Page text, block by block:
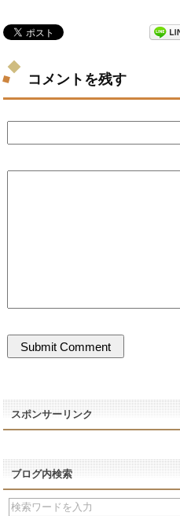
コメントを残す
スポンサーリンク
ブログ内検索